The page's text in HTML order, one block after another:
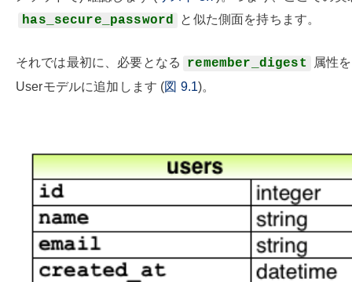
has_secure_password と似た側面を持ちます。
それでは最初に、必要となる remember_digest
属性を
Userモデルに追加します (図 9.1)。